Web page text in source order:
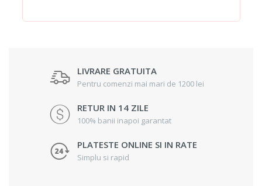
LIVRARE GRATUITA
Pentru comenzi mai mari de 1200 lei
RETUR IN 14 ZILE
100% banii inapoi garantat
PLATESTE ONLINE SI IN RATE
Simplu si rapid